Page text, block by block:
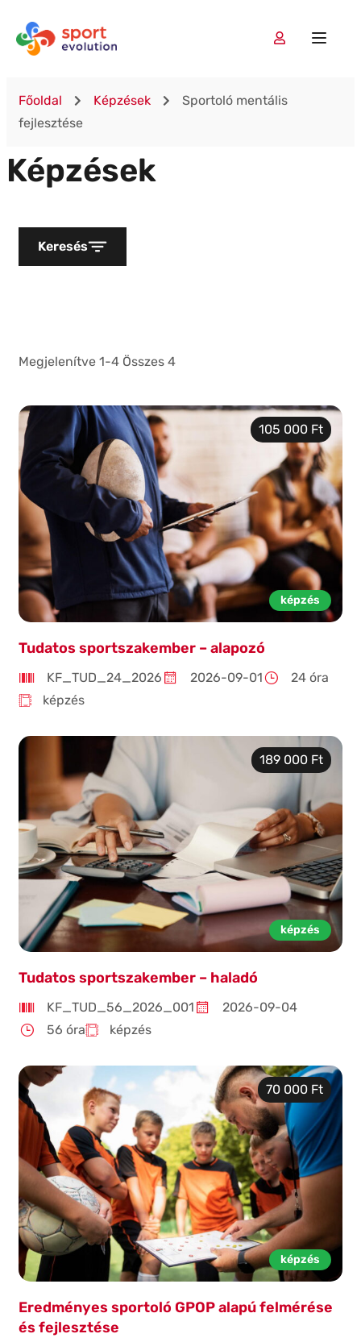
Főoldal Képzések
Sportoló mentális
fejlesztése
Képzések
Keresés
Megjelenítve 1-4 Összes 4
105 000 Ft
képzés
Tudatos sportszakember – alapozó
KF_TUD_24_2026 2026-09-01
24 óra
képzés
189 000 Ft
képzés
Tudatos sportszakember – haladó
KF_TUD_56_2026_001
2026-09-04
56 óra
képzés
70 000 Ft
képzés
Eredményes sportoló GPOP alapú felmérése
és fejlesztése